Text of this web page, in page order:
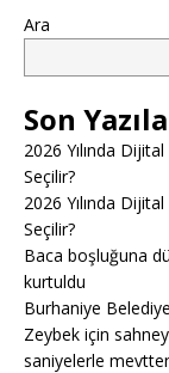
Ara
Son
2026 Yılında
Seçilir?
2026 Yılında
Seçilir?
Baca boşluğuna
kurtuldu
Burhaniye
Zeybek için
saniyelerle